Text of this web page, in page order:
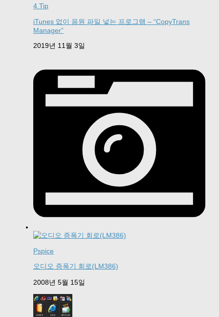
4.Tip
iTunes 없이 음원 파일 넣는 프로그램 – “CopyTrans
Manager”
2019년 11월 3일
Pspice
오디오 증폭기 회로(LM386)
2008년 5월 15일